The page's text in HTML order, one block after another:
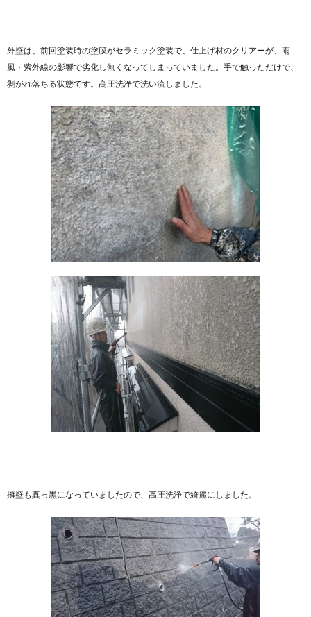
外壁は、前回塗装時の塗膜がセラミック塗装で、仕上げ材のクリアーが、雨
風・紫外線の影響で劣化し無くなってしまっていました。手で触っただけで、
剥がれ落ちる状態です。高圧洗浄で洗い流しました。
擁壁も真っ黒になっていましたので、高圧洗浄で綺麗にしました。